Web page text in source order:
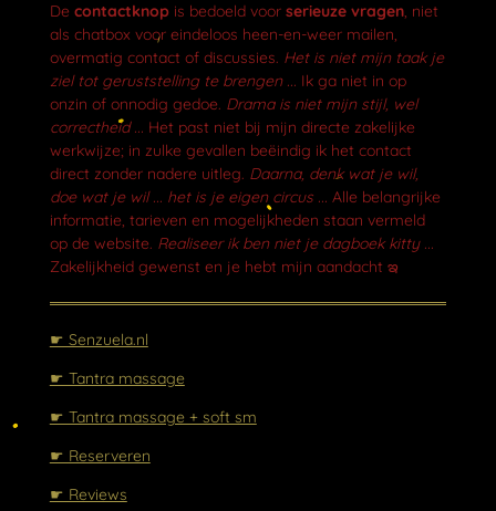
b
o
o
k
De contactknop is bedoeld voor serieuze vragen, niet
als chatbox voor eindeloos heen-en-weer mailen,
overmatig contact of discussies. Het is niet mijn taak je
ziel tot geruststelling te brengen ... Ik ga niet in op
onzin of onnodig gedoe. Drama is niet mijn stijl, wel
correctheid ... Het past niet bij mijn directe zakelijke
werkwijze; in zulke gevallen beëindig ik het contact
direct zonder nadere uitleg. Daarna, denk wat je wil,
doe wat je wil ... het is je eigen circus ... Alle belangrijke
informatie, tarieven en mogelijkheden staan vermeld
op de website. Realiseer ik ben niet je dagboek kitty ...
Zakelijkheid gewenst en je hebt mijn aandacht ఇ
☛ Senzuela.nl
☛ Tantra massage
☛ Tantra massage + soft sm
☛ Reserveren
☛ Reviews